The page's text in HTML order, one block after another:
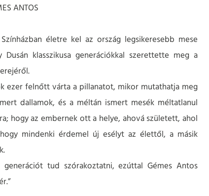
ANTOS
életre kel az ország legsikeresebb mese
klasszikusa generációkkal szerettette meg a
ezer felnőtt várta a pillanatot, mikor mutathatja meg
dallamok, és a méltán ismert mesék méltatlanul
hogy az embernek ott a helye, ahová született, ahol
mindenki érdemel új esélyt az élettől, a másik
tud szórakoztatni, ezúttal Gémes Antos